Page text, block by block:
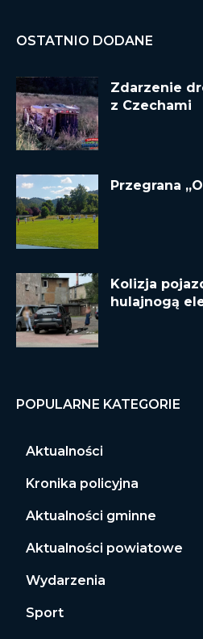
OSTATNIO DODANE
Zdarzenie
z Czechami
Przegrana
Kolizja
hulajnogą
POPULARNE KATEGORIE
Aktualności
Kronika policyjna
Aktualności gminne
Aktualności powiatowe
Wydarzenia
Sport